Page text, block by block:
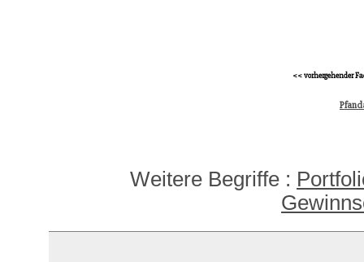
<< vorhergehender
Weitere Begriffe :